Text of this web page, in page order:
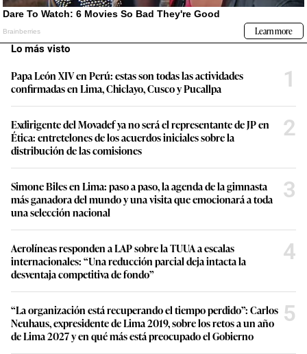
Lo más visto
Papa León XIV en Perú: estas son todas las actividades
confirmadas en Lima, Chiclayo, Cusco y Pucallpa
1
Exdirigente del Movadef ya no será el representante de JP en
Ética: entretelones de los acuerdos iniciales sobre la
distribución de las comisiones
2
Simone Biles en Lima: paso a paso, la agenda de la gimnasta
más ganadora del mundo y una visita que emocionará a toda
una selección nacional
3
Aerolíneas responden a LAP sobre la TUUA a escalas
internacionales: “Una reducción parcial deja intacta la
desventaja competitiva de fondo”
4
“La organización está recuperando el tiempo perdido”: Carlos
Neuhaus, expresidente de Lima 2019, sobre los retos a un año
de Lima 2027 y en qué más está preocupado el Gobierno
5